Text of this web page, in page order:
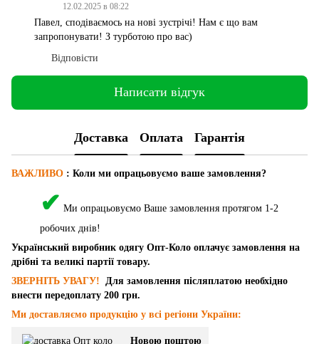
12.02.2025 в 08:22
Павел, сподіваємось на нові зустрічі! Нам є що вам
запропонувати! З турботою про вас)
Відповісти
Написати відгук
Доставка Оплата Гарантія
ВАЖЛИВО : Коли ми опрацьовуємо ваше замовлення?
✔ Ми опрацьовуємо Ваше замовлення протягом 1-2
робочих днів!
Український виробник одягу Опт-Коло оплачує замовлення на
дрібні та великі партії товару.
ЗВЕРНІТЬ УВАГУ!
Для замовлення післяплатою необхідно
внести передоплату 200 грн.
Ми доставляємо продукцію у всі регіони України:
Новою поштою